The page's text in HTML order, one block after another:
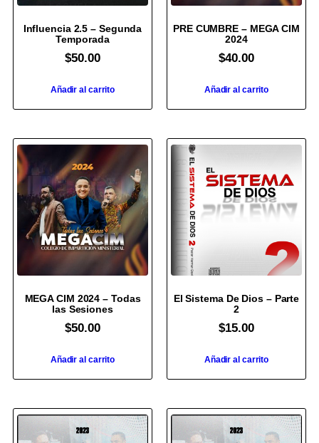
Influencia 2.5 – Segunda
Temporada
$50.00
Añadir al carrito
PRE CUMBRE – MEGA CIM
2024
$40.00
Añadir al carrito
MEGA CIM 2024 – Todas
las Sesiones
$50.00
Añadir al carrito
El Sistema De Dios – Parte
2
$15.00
Añadir al carrito